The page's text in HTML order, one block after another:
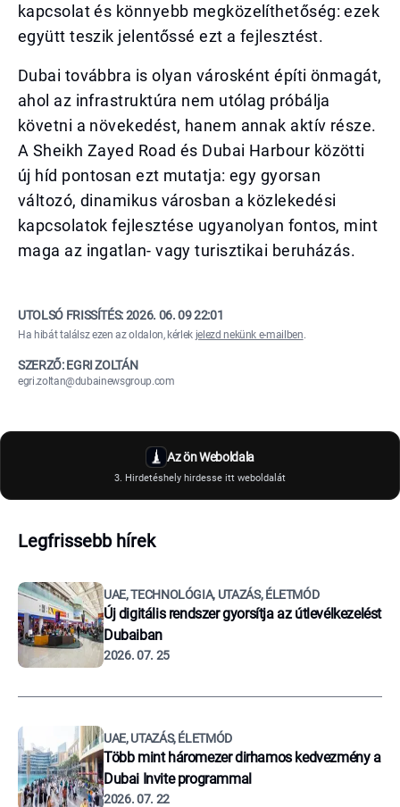
kapcsolat és könnyebb megközelíthetőség: ezek
együtt teszik jelentőssé ezt a fejlesztést.
Dubai továbbra is olyan városként építi önmagát,
ahol az infrastruktúra nem utólag próbálja
követni a növekedést, hanem annak aktív része.
A Sheikh Zayed Road és Dubai Harbour közötti
új híd pontosan ezt mutatja: egy gyorsan
változó, dinamikus városban a közlekedési
kapcsolatok fejlesztése ugyanolyan fontos, mint
maga az ingatlan- vagy turisztikai beruházás.
UTOLSÓ FRISSÍTÉS:2026. 06. 09 22:01
Ha hibát találsz ezen az oldalon, kérlek jelezd nekünk e-mailben.
SZERZŐ: EGRI ZOLTÁN
egri.zoltan@dubainewsgroup.com
Az ön Weboldala
3. Hirdetéshely hirdesse itt weboldalát
Legfrissebb hírek
UAE, TECHNOLÓGIA, UTAZÁS, ÉLETMÓD
Új digitális rendszer gyorsítja az útlevélkezelést
Dubaiban
2026. 07. 25
UAE, UTAZÁS, ÉLETMÓD
Több mint háromezer dirhamos kedvezmény a
Dubai Invite programmal
2026. 07. 22